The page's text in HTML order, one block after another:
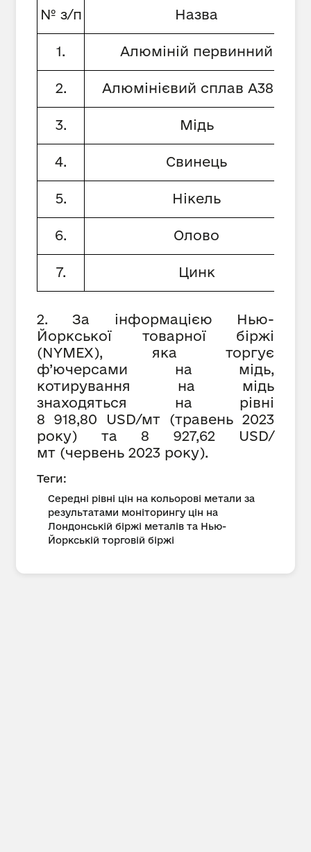
№ з/п Назва
1. Алюміній первинний
2. Алюмінієвий сплав А380.1
3. Мідь
4. Свинець
5. Нікель
6. Олово
7. Цинк
2. За інформацією Нью-
Йоркської товарної біржі
(NYMEX), яка торгує
ф’ючерсами на мідь,
котирування на мідь
знаходяться на рівні
8 918,80 USD/мт (травень 2023
року) та 8 927,62 USD/
мт (червень 2023 року).
Теги:
Середні рівні цін на кольорові метали за
результатами моніторингу цін на
Лондонській біржі металів та Нью-
Йоркській торговій біржі